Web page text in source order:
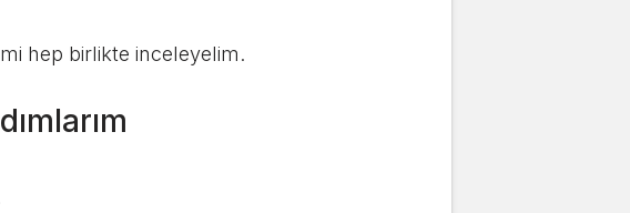
hep birlikte inceleyelim.